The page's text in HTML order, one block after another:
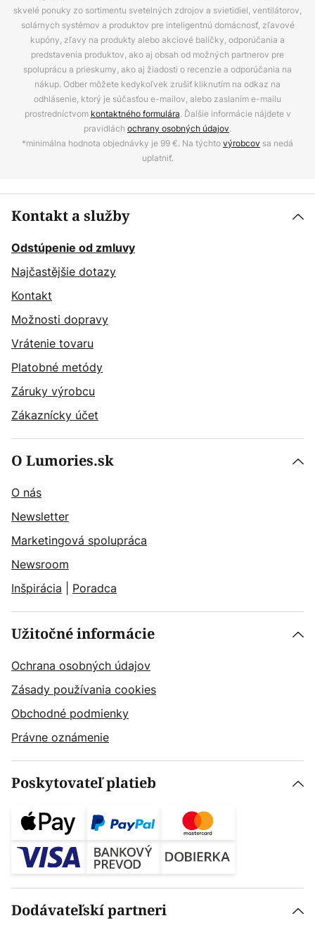
skvelé ponuky zo sortimentu svetelných zdrojov a svietidiel, ventilátorov,
solárnych systémov a produktov pre inteligentnú domácnosť, zľavové
kupóny, zľavy na produkty alebo akciové balíčky, odporúčania a
predstavenia produktov, ako aj obsah od možných partnerov pre
spoluprácu a prieskumy, ako aj žiadosti o recenzie a odporúčania na
nákup. Odber môžete kedykoľvek zrušiť kliknutím na odkaz na
odhlásenie, ktorý je súčasťou e-mailov, alebo zaslaním e-mailu
prostredníctvom kontaktného formulára. Ďalšie informácie nájdete v
pravidlách ochrany osobných údajov.
*minimálna hodnota objednávky je 99 €. Na týchtovýrobcov sa nedá
uplatniť.
Kontakt a služby
Odstúpenie od zmluvy
Najčastějšie dotazy
Kontakt
Možnosti dopravy
Vrátenie tovaru
Platobné metódy
Záruky výrobcu
Zákaznícky účet
O Lumories.sk
O nás
Newsletter
Marketingová spolupráca
Newsroom
Inšpirácia
Poradca
Užitočné informácie
Ochrana osobných údajov
Zásady používania cookies
Obchodné podmienky
Právne oznámenie
Poskytovateľ platieb
Dodávateľskí partneri